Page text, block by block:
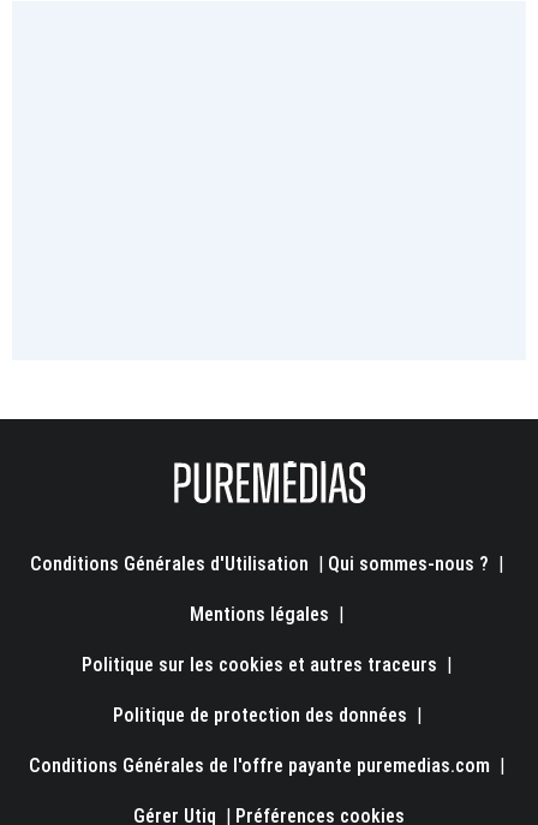
Conditions Générales d'Utilisation | Qui sommes-nous ? |
Mentions légales |
Politique sur les cookies et autres traceurs |
Politique de protection des données |
Conditions Générales de l'offre payante puremedias.com |
Gérer Utiq | Préférences cookies